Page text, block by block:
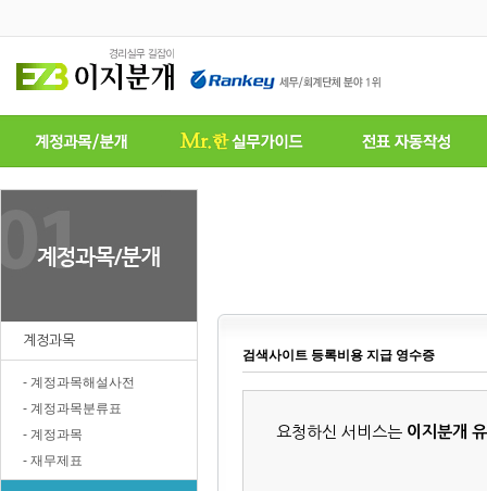
계정과목
- 계정과목해설사전
- 계정과목분류표
- 계정과목
- 재무제표
검색사이트 등록비용 지급 영수증
요청하신 서비스는 이지분개